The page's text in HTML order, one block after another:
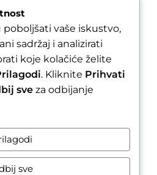
from 1 August 2026 to
received after 30 July
and shipped during the
our return.
you confirm that you
extended shipping
/ Close
vaše iskustvo,
sadržaj i analizirati
koje kolačiće želite
. Kliknite Prihvati
sve za odbijanje
sve
ugovora